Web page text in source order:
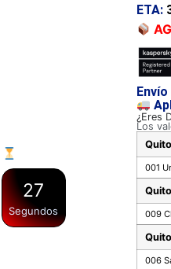
27
Segundos
ETA:
¿Eres
Los
001
009
006